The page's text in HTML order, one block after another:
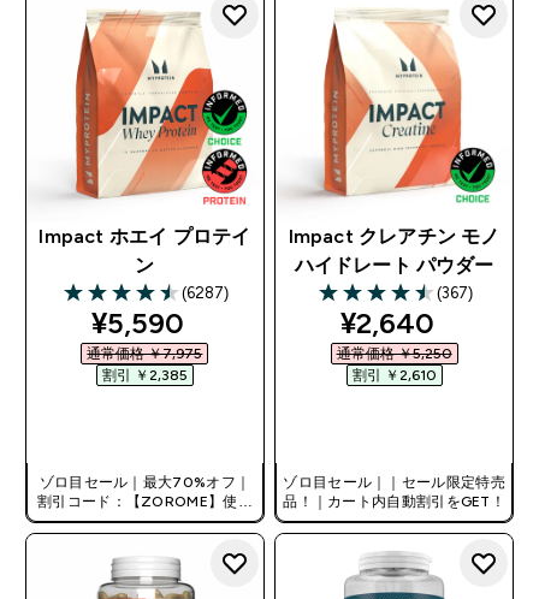
Impact ホエイ プロテイ
ン
4.48 out of 5 stars
(6287)
discounted price
¥5,590‎
通常価格 ￥7,975‎
割引 ￥2,385‎
ゾロ目セール｜最大70%オフ｜
割引コード：【ZOROME】使用
で追加10%オフ！
Impact クレアチン モノ
ハイドレート パウダー
4.48 out of 5 stars
(367)
discounted
¥2,640‎
通常価格 ￥5,250‎
割引 ￥2,610‎
ゾロ目セール｜｜セール限定特売
品！｜カート内自動割引をGET！